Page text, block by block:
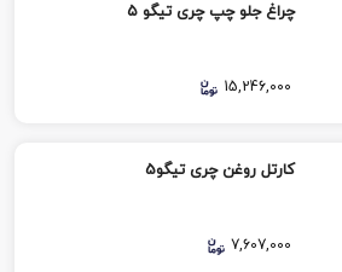
چراغ جلو چپ چری تیگو ۵
15,246,000
کارتل روغن چری تیگو5
7,607,000